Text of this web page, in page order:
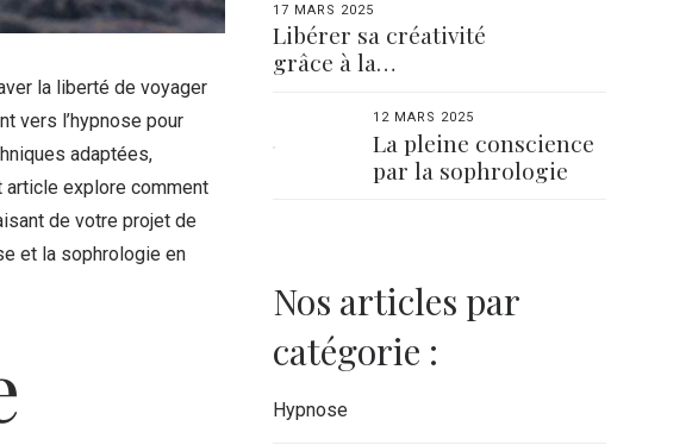
la liberté de voyager
vers l’hypnose pour
adaptées,
article explore comment
de votre projet de
et la sophrologie en
Bien-être
17 MARS 2025
Libérer sa créativité
grâce à la
12 MARS 2025
La pleine conscience
par la sophrologie
Nos articles par
catégorie :
Hypnose